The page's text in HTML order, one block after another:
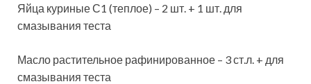
Яйца куриные С1 (теплое) – 2 шт. + 1 шт. для
смазывания теста
Масло растительное рафинированное – 3 ст.л. + для
смазывания теста